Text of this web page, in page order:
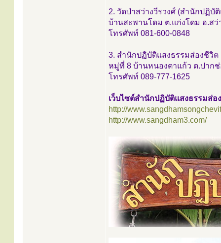
2. วัดป่าสว่างวีรวงศ์ (สำนักปฏิ
บ้านสะพานโดม ต.แก่งโดม อ.สว่
โทรศัพท์ 081-600-0848
3. สำนักปฏิบัติแสงธรรมส่องชีวิต
หมู่ที่ 8 บ้านหนองตาแก้ว ต.ปาก
โทรศัพท์ 089-777-1625
เว็บไซต์สำนักปฏิบัติแสงธรรมส่อ
http://
http://www.sangdham3.com/